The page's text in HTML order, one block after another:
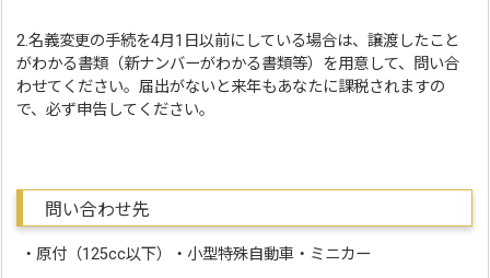
2.名義変更の手続を4月1日以前にしている場合は、譲渡したこと
がわかる書類（新ナンバーがわかる書類等）を用意して、問い合
わせてください。届出がないと来年もあなたに課税されますの
で、必ず申告してください。
問い合わせ先
・原付（125cc以下）・小型特殊自動車・ミニカー